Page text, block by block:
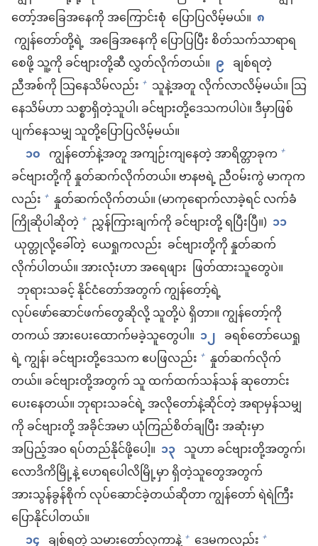
တော့်အခြေအနေကို အကြောင်းစုံ ပြောပြလိမ့်မယ်။ ၈
ကျွန်တော်တို့ရဲ့ အခြေအနေကို ပြောပြပြီး စိတ်သက်သာရာရ
စေဖို့ သူ့ကို ခင်ဗျားတို့ဆီ လွှတ်လိုက်တယ်။ ၉ ချစ်ရတဲ့
ညီအစ်ကို သြနေသိမ်လည်း + သူနဲ့အတူ လိုက်လာလိမ့်မယ်။ သြ
နေသိမ်ဟာ သစ္စာရှိတဲ့သူပါ၊ ခင်ဗျားတို့ဒေသကပါပဲ။ ဒီမှာဖြစ်
ပျက်နေသမျှ သူတို့ပြောပြလိမ့်မယ်။
၁၀ ကျွန်တော်နဲ့အတူ အကျဉ်းကျနေတဲ့ အာရိတ္တာခုက +
ခင်ဗျားတို့ကို နှုတ်ဆက်လိုက်တယ်။ ဗာနဗရဲ့ ညီဝမ်းကွဲ မာကုက
လည်း + နှုတ်ဆက်လိုက်တယ်။ (မာကုရောက်လာခဲ့ရင် လက်ခံ
ကြိုဆိုပါဆိုတဲ့ + ညွှန်ကြားချက်ကို ခင်ဗျားတို့ ရပြီးပြီ။) ၁၁
ယုတ္တုလို့ခေါ်တဲ့ ယေရှုကလည်း ခင်ဗျားတို့ကို နှုတ်ဆက်
လိုက်ပါတယ်။ အားလုံးဟာ အရေဖျား ဖြတ်ထားသူတွေပဲ။
ဘုရားသခင့် နိုင်ငံတော်အတွက် ကျွန်တော့်ရဲ့
လုပ်ဖော်ဆောင်ဖက်တွေဆိုလို့ သူတို့ပဲ ရှိတာ။ ကျွန်တော့်ကို
တကယ် အားပေးထောက်မခဲ့သူတွေပါ။ ၁၂ ခရစ်တော်ယေရှု
ရဲ့ ကျွန်၊ ခင်ဗျားတို့ဒေသက ဧပဖြလည်း + နှုတ်ဆက်လိုက်
တယ်။ ခင်ဗျားတို့အတွက် သူ ထက်ထက်သန်သန် ဆုတောင်း
ပေးနေတယ်။ ဘုရားသခင်ရဲ့ အလိုတော်နဲ့ဆိုင်တဲ့ အရာမှန်သမျှ
ကို ခင်ဗျားတို့ အခိုင်အမာ ယုံကြည်စိတ်ချပြီး အဆုံးမှာ
အပြည့်အဝ ရပ်တည်နိုင်ဖို့ပေါ့။ ၁၃ သူဟာ ခင်ဗျားတို့အတွက်၊
လောဒိကိမြို့နဲ့ ဟေရပေါလိမြို့မှာ ရှိတဲ့သူတွေအတွက်
အားသွန်ခွန်စိုက် လုပ်ဆောင်ခဲ့တယ်ဆိုတာ ကျွန်တော် ရဲရဲကြီး
ပြောနိုင်ပါတယ်။
+ +